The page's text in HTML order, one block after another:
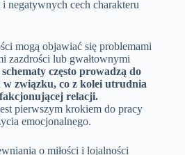
negatywnych cech charakteru
mogą objawiać się problemami
zazdrości lub gwałtownymi
często prowadzą do
w związku, co z kolei utrudnia
relacji.
pierwszym krokiem do pracy
emocjonalnego.
o miłości i lojalności